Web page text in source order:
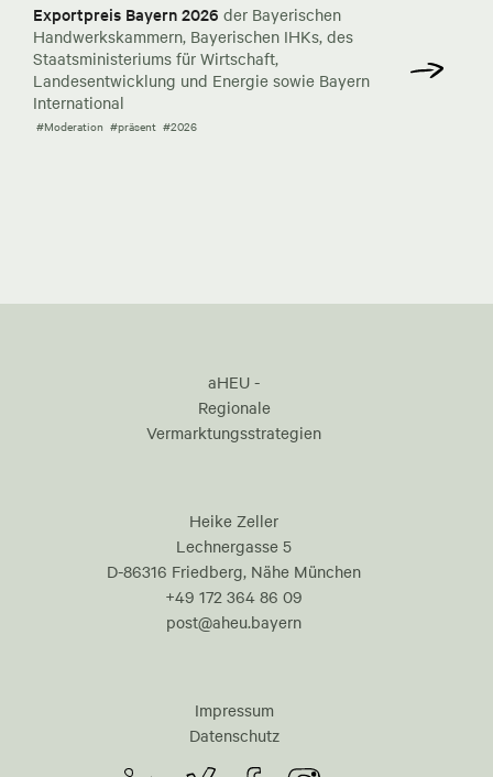
Exportpreis Bayern 2026 der Bayerischen
Handwerkskammern, Bayerischen IHKs, des
Staatsministeriums für Wirtschaft,
Landesentwicklung und Energie sowie Bayern
International
#Moderation #präsent #2026
aHEU -
Regionale
Vermarktungsstrategien
Heike Zeller
Lechnergasse 5
D-86316 Friedberg, Nähe München
+49 172 364 86 09
post@aheu.bayern
Impressum
Datenschutz